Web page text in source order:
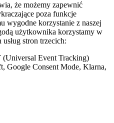
że możemy zapewnić
poza funkcje
wygodne korzystanie z naszej
użytkownika korzystamy w
stron trzecich:
Event Tracking)
Google Consent Mode, Klarna,